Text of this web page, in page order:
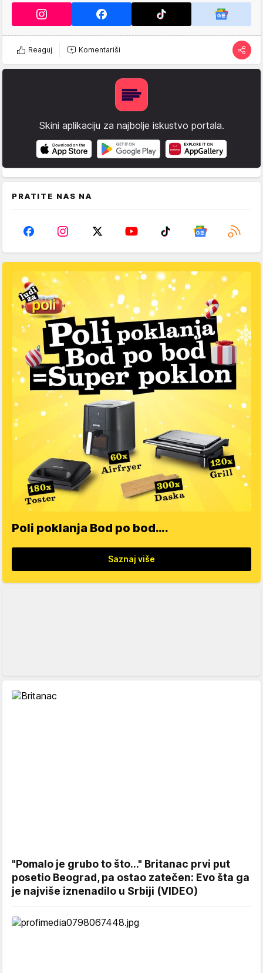
Reaguj Komentariši
Skini aplikaciju za najbolje iskustvo portala.
PRATITE NAS NA
Poli poklanja Bod po bod….
Saznaj više
"Pomalo je grubo to što..." Britanac prvi put
posetio Beograd, pa ostao zatečen: Evo šta ga
je najviše iznenadilo u Srbiji (VIDEO)